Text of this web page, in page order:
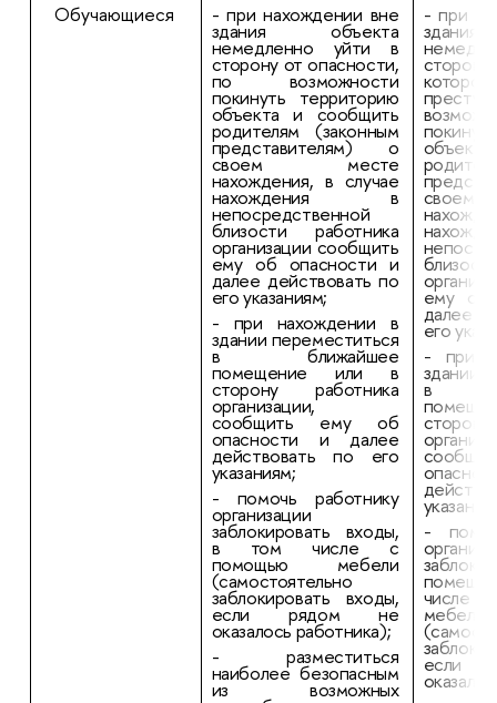
Обучающиеся
- при нахождении вне
здания объекта
немедленно уйти в
сторону от опасности,
по возможности
покинуть территорию
объекта и сообщить
родителям (законным
представителям) о
своем месте
нахождения, в случае
нахождения в
непосредственной
близости работника
организации сообщить
ему об опасности и
далее действовать по
его указаниям;
- при нахождении в
здании переместиться
в ближайшее
помещение или в
сторону работника
организации,
сообщить ему об
опасности и далее
действовать по его
указаниям;
- помочь работнику
организации
заблокировать входы,
в том числе с
помощью мебели
(самостоятельно
заблокировать входы,
если рядом не
оказалось работника);
- разместиться
наиболее безопасным
из возможных
- при
ему об
далее
его
- при
здании
в
-
числе
мебели
если